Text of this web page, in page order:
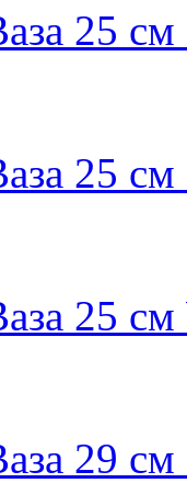
25 см
25 см
25
29 см